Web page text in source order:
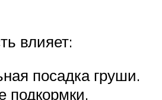
влияет:
посадка груши.
подкормки.